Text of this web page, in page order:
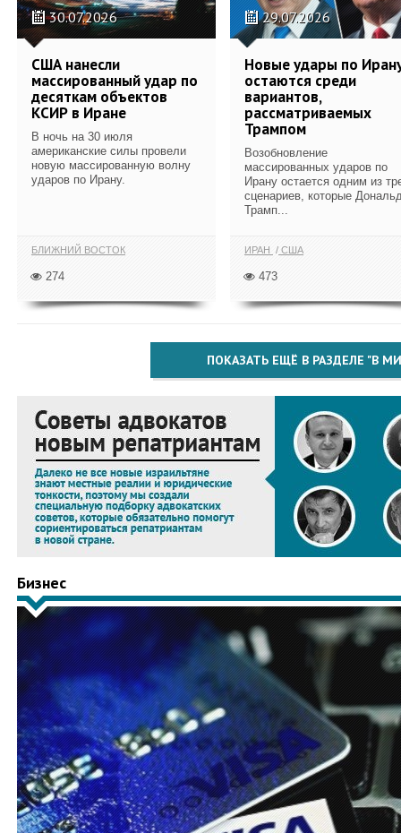
30.07.2026
США нанесли
массированный удар по
десяткам объектов
КСИР в Иране
В ночь на 30 июля
американские силы провели
новую массированную волну
ударов по Ирану.
БЛИЖНИЙ ВОСТОК
274
29.07.2026
Новые удары по
остаются среди
вариантов,
рассматриваемых
Трампом
Возобновление
массированных ударов по
Ирану остается одним из
сценариев, которые
Трамп...
ИРАН США
473
ПОКАЗАТЬ ЕЩЁ В РАЗДЕЛЕ "В
Бизнес